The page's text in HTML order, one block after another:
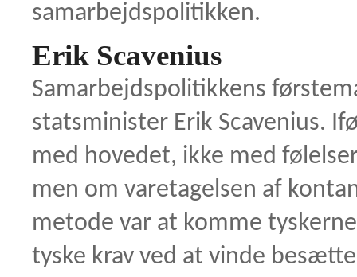
samarbejdspolitikken.
Erik Scavenius
Samarbejdspolitikkens
statsminister Erik Scavenius.
med hovedet, ikke med
men om varetagelsen af
metode var at komme
tyske krav ved at vinde